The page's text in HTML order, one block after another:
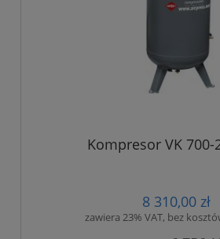
Kompresor VK 700-
8 310,00 zł
zawiera 23% VAT, bez